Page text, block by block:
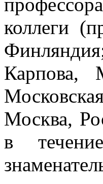
коллеги
Карпова,
Москва,
в